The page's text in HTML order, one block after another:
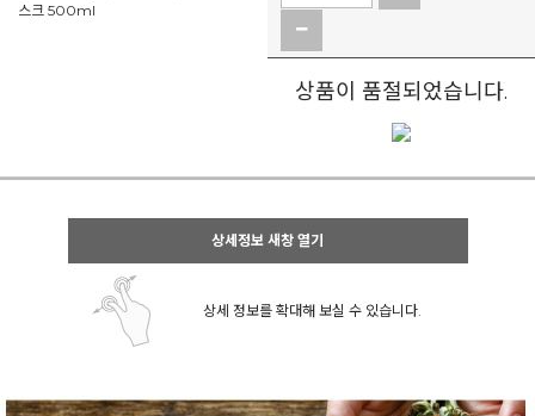
스크 500ml
상품이 품절되었습니다.
상세정보 새창 열기
상세 정보를 확대해 보실 수 있습니다.